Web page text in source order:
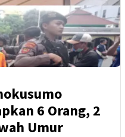
6 Orang, 2
Umur